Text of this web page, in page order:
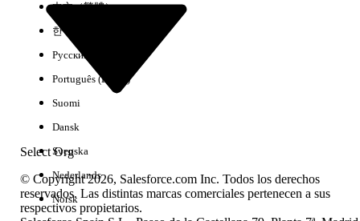
No hay resultados
Select Org
中文（繁體）
한국어
Русский
Português (Brasil)
Suomi
Dansk
Svenska
Nederlands
Norsk
© Copyright 2026, Salesforce.com Inc. Todos los derechos
reservados. Las distintas marcas comerciales pertenecen a sus
respectivos propietarios.